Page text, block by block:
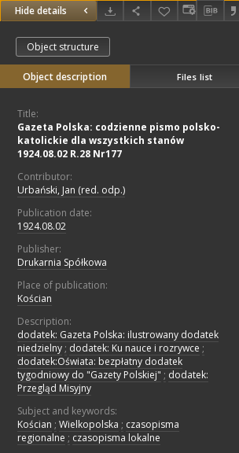
Hide details
Object structure
Object description Files list
Title:
Gazeta Polska: codzienne pismo polsko-
katolickie dla wszystkich stanów
1924.08.02 R.28 Nr177
Contributor:
Urbański, Jan (red. odp.)
Publication date:
1924.08.02
Publisher:
Drukarnia Spółkowa
Place of publication:
Kościan
Description:
dodatek: Gazeta Polska: ilustrowany dodatek
niedzielny ; dodatek: Ku nauce i rozrywce ;
dodatek:Oświata: bezpłatny dodatek
tygodniowy do "Gazety Polskiej" ; dodatek:
Przegląd Misyjny
Subject and keywords:
Kościan ; Wielkopolska ; czasopisma
regionalne ; czasopisma lokalne